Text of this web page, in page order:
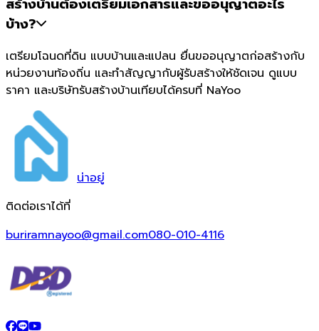
สร้างบ้านต้องเตรียมเอกสารและขออนุญาตอะไร
บ้าง?
เตรียมโฉนดที่ดิน แบบบ้านและแปลน ยื่นขออนุญาตก่อสร้างกับ
หน่วยงานท้องถิ่น และทำสัญญากับผู้รับสร้างให้ชัดเจน ดูแบบ
ราคา และบริษัทรับสร้างบ้านเทียบได้ครบที่ NaYoo
น่าอยู่
ติดต่อเราได้ที่
buriramnayoo@gmail.com080-010-4116